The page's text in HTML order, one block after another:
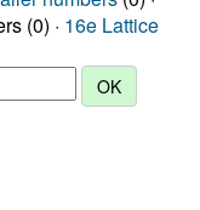
(0) · 16e Lattice